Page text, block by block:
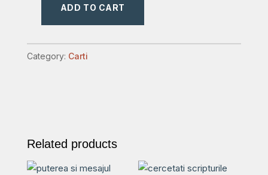
vol1
quantity
ADD TO CART
Category: Carti
Related products